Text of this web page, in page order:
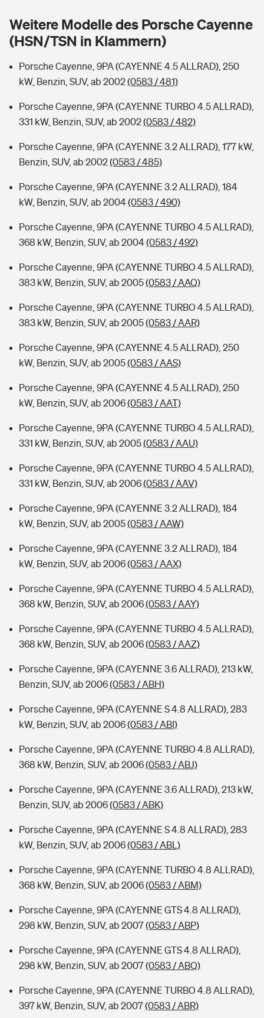
Wer versichert was: Jetzt Versicherer finden
Sie haben Fragen?
Musikinstrumentenversicherung
Zur Übersicht
Typklassen: So ist Ihr Auto eingestuft
Sie haben Fragen?
Weitere Modelle des Porsche Cayenne
(HSN/TSN in Klammern)
Porsche Cayenne, 9PA (CAYENNE 4.5 ALLRAD), 250
kW, Benzin, SUV, ab 2002(0583 / 481)
Porsche Cayenne, 9PA (CAYENNE TURBO 4.5 ALLRAD),
331 kW, Benzin, SUV, ab 2002(0583 / 482)
Porsche Cayenne, 9PA (CAYENNE 3.2 ALLRAD), 177 kW,
Benzin, SUV, ab 2002(0583 / 485)
Porsche Cayenne, 9PA (CAYENNE 3.2 ALLRAD), 184
kW, Benzin, SUV, ab 2004(0583 / 490)
Porsche Cayenne, 9PA (CAYENNE TURBO 4.5 ALLRAD),
368 kW, Benzin, SUV, ab 2004(0583 / 492)
Porsche Cayenne, 9PA (CAYENNE TURBO 4.5 ALLRAD),
383 kW, Benzin, SUV, ab 2005(0583 / AAQ)
Porsche Cayenne, 9PA (CAYENNE TURBO 4.5 ALLRAD),
383 kW, Benzin, SUV, ab 2005(0583 / AAR)
Porsche Cayenne, 9PA (CAYENNE 4.5 ALLRAD), 250
kW, Benzin, SUV, ab 2005(0583 / AAS)
Porsche Cayenne, 9PA (CAYENNE 4.5 ALLRAD), 250
kW, Benzin, SUV, ab 2006(0583 / AAT)
Porsche Cayenne, 9PA (CAYENNE TURBO 4.5 ALLRAD),
331 kW, Benzin, SUV, ab 2005(0583 / AAU)
Porsche Cayenne, 9PA (CAYENNE TURBO 4.5 ALLRAD),
331 kW, Benzin, SUV, ab 2006(0583 / AAV)
Porsche Cayenne, 9PA (CAYENNE 3.2 ALLRAD), 184
kW, Benzin, SUV, ab 2005(0583 / AAW)
Porsche Cayenne, 9PA (CAYENNE 3.2 ALLRAD), 184
kW, Benzin, SUV, ab 2006(0583 / AAX)
Porsche Cayenne, 9PA (CAYENNE TURBO 4.5 ALLRAD),
368 kW, Benzin, SUV, ab 2006(0583 / AAY)
Porsche Cayenne, 9PA (CAYENNE TURBO 4.5 ALLRAD),
368 kW, Benzin, SUV, ab 2006(0583 / AAZ)
Porsche Cayenne, 9PA (CAYENNE 3.6 ALLRAD), 213 kW,
Benzin, SUV, ab 2006(0583 / ABH)
Porsche Cayenne, 9PA (CAYENNE S 4.8 ALLRAD), 283
kW, Benzin, SUV, ab 2006(0583 / ABI)
Porsche Cayenne, 9PA (CAYENNE TURBO 4.8 ALLRAD),
368 kW, Benzin, SUV, ab 2006(0583 / ABJ)
Porsche Cayenne, 9PA (CAYENNE 3.6 ALLRAD), 213 kW,
Benzin, SUV, ab 2006(0583 / ABK)
Porsche Cayenne, 9PA (CAYENNE S 4.8 ALLRAD), 283
kW, Benzin, SUV, ab 2006(0583 / ABL)
Porsche Cayenne, 9PA (CAYENNE TURBO 4.8 ALLRAD),
368 kW, Benzin, SUV, ab 2006(0583 / ABM)
Porsche Cayenne, 9PA (CAYENNE GTS 4.8 ALLRAD),
298 kW, Benzin, SUV, ab 2007(0583 / ABP)
Porsche Cayenne, 9PA (CAYENNE GTS 4.8 ALLRAD),
298 kW, Benzin, SUV, ab 2007(0583 / ABQ)
Porsche Cayenne, 9PA (CAYENNE TURBO 4.8 ALLRAD),
397 kW, Benzin, SUV, ab 2007(0583 / ABR)